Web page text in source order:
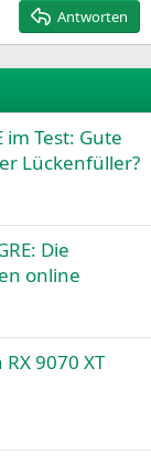
Antworten
im Test: Gute
Lückenfüller?
Die
online
9070 XT